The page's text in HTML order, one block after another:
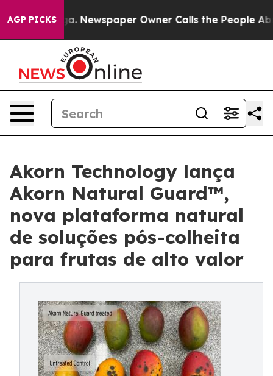
AGP PICKSNewspaper Owner Calls the People Abruptly
Akorn Technology lança
Akorn Natural Guard™,
nova plataforma natural
de soluções pós-colheita
para frutas de alto valor